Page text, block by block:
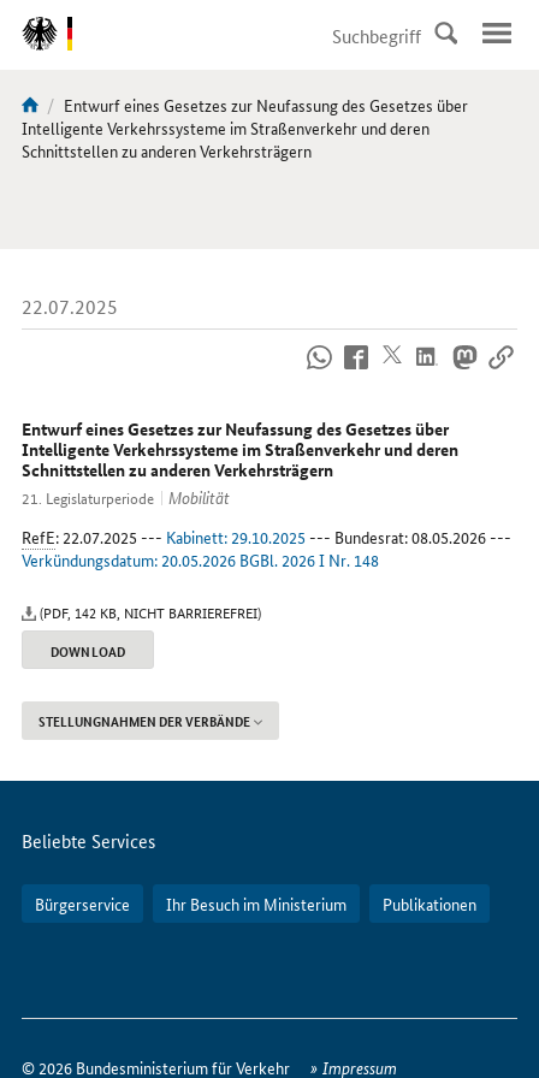
DirektZu:
Navigation
Sie
sind
Aktuelle
Seite:
Entwurf eines Gesetzes zur Neufassung des Gesetzes über
Intelligente Verkehrssysteme im Straßenverkehr und deren
Schnittstellen zu anderen Verkehrsträgern
22.07.2025
uns
im
Internet
Entwurf eines Gesetzes zur Neufassung des Gesetzes über
Intelligente Verkehrssysteme im Straßenverkehr und deren
Schnittstellen zu anderen Verkehrsträgern
21. Legislaturperiode
Mobilität
RefE: 22.07.2025 --- Kabinett: 29.10.2025 --- Bundesrat: 08.05.2026 ---
Verkündungsdatum: 20.05.2026 BGBl. 2026 I Nr. 148
(PDF, 142 KB, NICHT BARRIEREFREI)
DOWNLOAD
STELLUNGNAHMEN DER VERBÄNDE
Servicemenü
Beliebte Services
Bürgerservice Ihr Besuch im Ministerium Publikationen
erreichen
© 2026 Bundesministerium für Verkehr Impressum